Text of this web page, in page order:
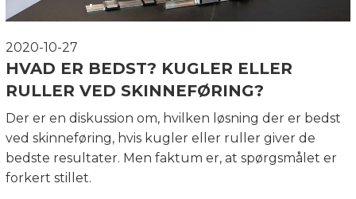
2020-10-27
HVAD ER BEDST? KUGLER ELLER
RULLER VED SKINNEFØRING?
Der er en diskussion om, hvilken løsning der er bedst
ved skinneføring, hvis kugler eller ruller giver de
bedste resultater. Men faktum er, at spørgsmålet er
forkert stillet.